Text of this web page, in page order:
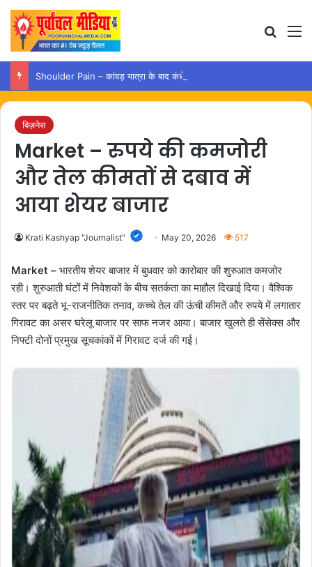
बिज़नेस
Market – रुपये की कमजोरी
और तेल कीमतों से दबाव में
आया शेयर बाजार
Krati Kashyap "Journalist" May 20, 2026 517
Market – भारतीय शेयर बाजार में बुधवार को कारोबार की शुरुआत कमजोर
रही। शुरुआती घंटों में निवेशकों के बीच सतर्कता का माहौल दिखाई दिया। वैश्विक
स्तर पर बढ़ते भू-राजनीतिक तनाव, कच्चे तेल की ऊंची कीमतें और रुपये में लगातार
गिरावट का असर घरेलू बाजार पर साफ नजर आया। बाजार खुलते ही सेंसेक्स और
निफ्टी दोनों प्रमुख सूचकांकों में गिरावट दर्ज की गई।